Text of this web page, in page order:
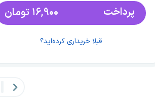
پرداخت ۱۶,۹۰۰ تومان
قبلا خریداری کرده‌اید؟